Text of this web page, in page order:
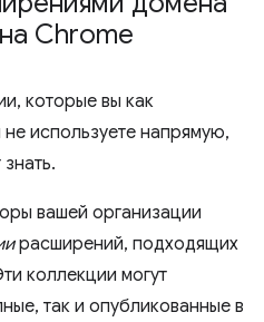
Chrome
которые вы как
используете напрямую,
вашей организации
расширений, подходящих
коллекции могут
так и опубликованные в